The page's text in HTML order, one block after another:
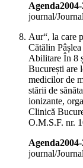
journal/
Aur“, la care
Cătălin
Abilitare În 8
București are
medicilor de
stării de
ionizante,
Clinică
O.M.S.F. nr.
journal/